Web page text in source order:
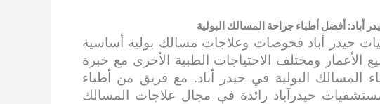
أباد: أفضل أطباء جراحة المسالك البولية
حيدر أباد فحوصات وعلاجات مسالك بولية أساسية
ومختلف الاحتياجات الطبية الأخرى مع خبرة
المسالك البولية في حيدر أباد. مع فريق من أطباء
مستشفيات حيدرآباد رائدة في مجال علاجات المسالك